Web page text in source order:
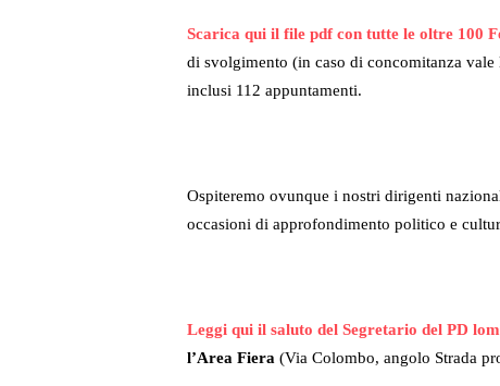
Scarica qui il file pdf con tutte le oltre 100
di svolgimento (in caso di concomitanza
inclusi 112 appuntamenti.
Ospiteremo ovunque i nostri dirigenti
occasioni di approfondimento politico e
Leggi qui il saluto del Segretario del PD
l’Area Fiera (Via Colombo, angolo Strada